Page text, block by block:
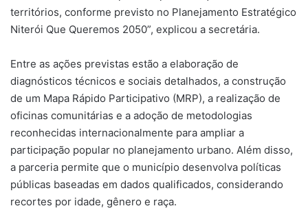
territórios, conforme previsto no Planejamento Estratégico
Niterói Que Queremos 2050”, explicou a secretária.
Entre as ações previstas estão a elaboração de
diagnósticos técnicos e sociais detalhados, a construção
de um Mapa Rápido Participativo (MRP), a realização de
oficinas comunitárias e a adoção de metodologias
reconhecidas internacionalmente para ampliar a
participação popular no planejamento urbano. Além disso,
a parceria permite que o município desenvolva políticas
públicas baseadas em dados qualificados, considerando
recortes por idade, gênero e raça.